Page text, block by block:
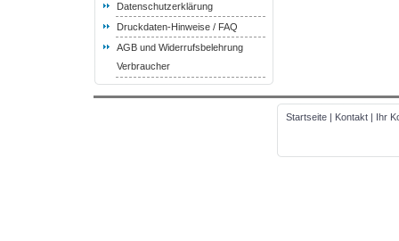
Datenschutzerklärung
Druckdaten-Hinweise / FAQ
AGB und Widerrufsbelehrung
Verbraucher
Startseite | Kontakt | Ihr